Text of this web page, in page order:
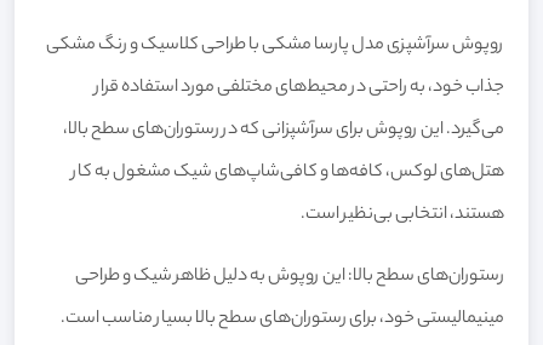
روپوش سرآشپزی مدل پارسا مشکی با طراحی کلاسیک و رنگ مشکی
جذاب خود، به راحتی در محیط‌های مختلفی مورد استفاده قرار
می‌گیرد. این روپوش برای سرآشپزانی که در رستوران‌های سطح بالا،
هتل‌های لوکس، کافه‌ها و کافی‌شاپ‌های شیک مشغول به کار
هستند، انتخابی بی‌نظیر است.
رستوران‌های سطح بالا: این روپوش به دلیل ظاهر شیک و طراحی
مینیمالیستی خود، برای رستوران‌های سطح بالا بسیار مناسب است.